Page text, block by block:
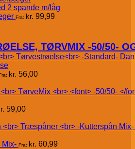
2 spande m/låg
Fra: kr. 99,99
TØRVMIX -50/50-
kr. 56,00
59,00
Mix- Fra: kr. 60,99